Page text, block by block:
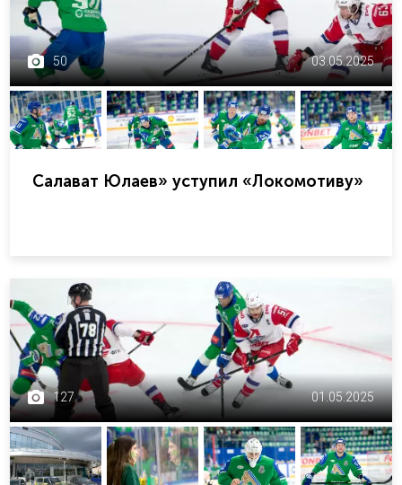
50 03.05.2025
Салават Юлаев» уступил «Локомотиву»
127 01.05.2025